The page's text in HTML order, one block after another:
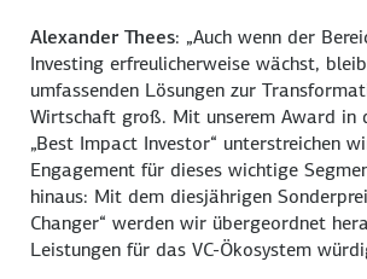
Alexander Thees: „Auch wenn der
Investing erfreulicherweise wächst,
umfassenden Lösungen zur
Wirtschaft groß. Mit unserem Award in
„Best Impact Investor“ unterstreichen
Engagement für dieses wichtige
hinaus: Mit dem diesjährigen
Changer“ werden wir übergeordnet
Leistungen für das VC-Ökosystem